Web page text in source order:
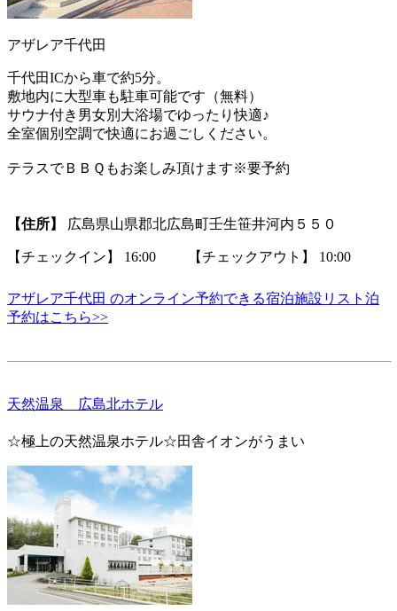
アザレア千代田
千代田ICから車で約5分。
敷地内に大型車も駐車可能です（無料）
サウナ付き男女別大浴場でゆったり快適♪
全室個別空調で快適にお過ごしください。
テラスでＢＢＱもお楽しみ頂けます※要予約
【住所】 広島県山県郡北広島町壬生笹井河内５５０
【チェックイン】 16:00 【チェックアウト】 10:00
アザレア千代田 のオンライン予約できる宿泊施設リスト泊
予約はこちら>>
天然温泉 広島北ホテル
☆極上の天然温泉ホテル☆田舎イオンがうまい